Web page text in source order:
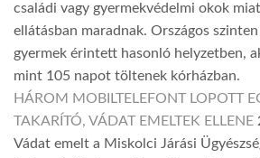
családi vagy gyermekvédelmi okok
ellátásban maradnak. Országos
gyermek érintett hasonló helyzetben,
mint 105 napot töltenek kórházban.
HÁROM MOBILTELEFONT LOPOTT
TAKARÍTÓ, VÁDAT EMELTEK ELLENE
Vádat emelt a Miskolci Járási